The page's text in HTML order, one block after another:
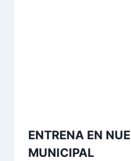
ENTRENA EN
MUNICIPAL